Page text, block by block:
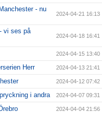
- nu
2024-04-21 16:13
vi ses på
2024-04-18 16:41
2024-04-15 13:40
Herr 2024-04-13 21:41
2024-04-12 07:42
i andra 2024-04-07 09:31
2024-04-04 21:56